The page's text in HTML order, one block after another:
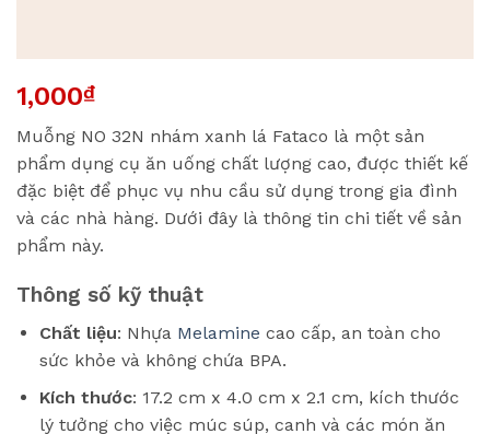
1,000₫
Muỗng NO 32N nhám xanh lá Fataco là một sản
phẩm dụng cụ ăn uống chất lượng cao, được thiết kế
đặc biệt để phục vụ nhu cầu sử dụng trong gia đình
và các nhà hàng. Dưới đây là thông tin chi tiết về sản
phẩm này.
Thông số kỹ thuật
Chất liệu: Nhựa Melamine cao cấp, an toàn cho
sức khỏe và không chứa BPA.
Kích thước: 17.2 cm x 4.0 cm x 2.1 cm, kích thước
lý tưởng cho việc múc súp, canh và các món ăn